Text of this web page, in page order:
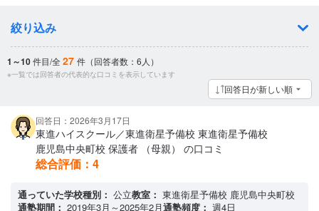
絞り込み
1～10件目/全 27 件（回答者数：6人）
※一覧では回答者の代表的な口コミを表示しています
回答日が新しい順
回答日：2026年3月17日
東進ハイスクール／東進衛星予備校 東進衛星予備校
鹿児島中央町校 保護者 （母親） の口コミ
総合評価： 4
通っていた学校種別： 公立教室： 東進衛星予備校 鹿児島中央町校
通塾期間： 2019年3月～2025年2月通塾頻度： 週4日